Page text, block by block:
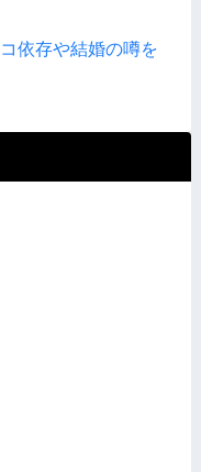
依存や結婚の噂を